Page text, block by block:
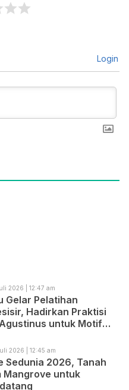
Login
2026 | 12:47 am
Gelar Pelatihan
Hadirkan Praktisi
untuk Motif
2026 | 12:45 am
Sedunia 2026, Tanah
Mangrove untuk